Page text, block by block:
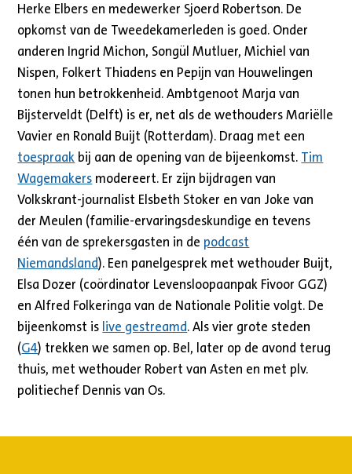
Herke Elbers en medewerker Sjoerd Robertson. De
opkomst van de Tweedekamerleden is goed. Onder
anderen Ingrid Michon, Songül Mutluer, Michiel van
Nispen, Folkert Thiadens en Pepijn van Houwelingen
tonen hun betrokkenheid. Ambtgenoot Marja van
Bijsterveldt (Delft) is er, net als de wethouders Mariëlle
Vavier en Ronald Buijt (Rotterdam). Draag met een
toespraak bij aan de opening van de bijeenkomst. Tim
Wagemakers modereert. Er zijn bijdragen van
Volkskrant-journalist Elsbeth Stoker en van Joke van
der Meulen (familie-ervaringsdeskundige en tevens
één van de sprekersgasten in de podcast
Niemandsland). Een panelgesprek met wethouder Buijt,
Elsa Dozer (coördinator Levensloopaanpak Fivoor GGZ)
en Alfred Folkeringa van de Nationale Politie volgt. De
bijeenkomst is live gestreamd. Als vier grote steden
(G4) trekken we samen op. Bel, later op de avond terug
thuis, met wethouder Robert van Asten en met plv.
politiechef Dennis van Os.